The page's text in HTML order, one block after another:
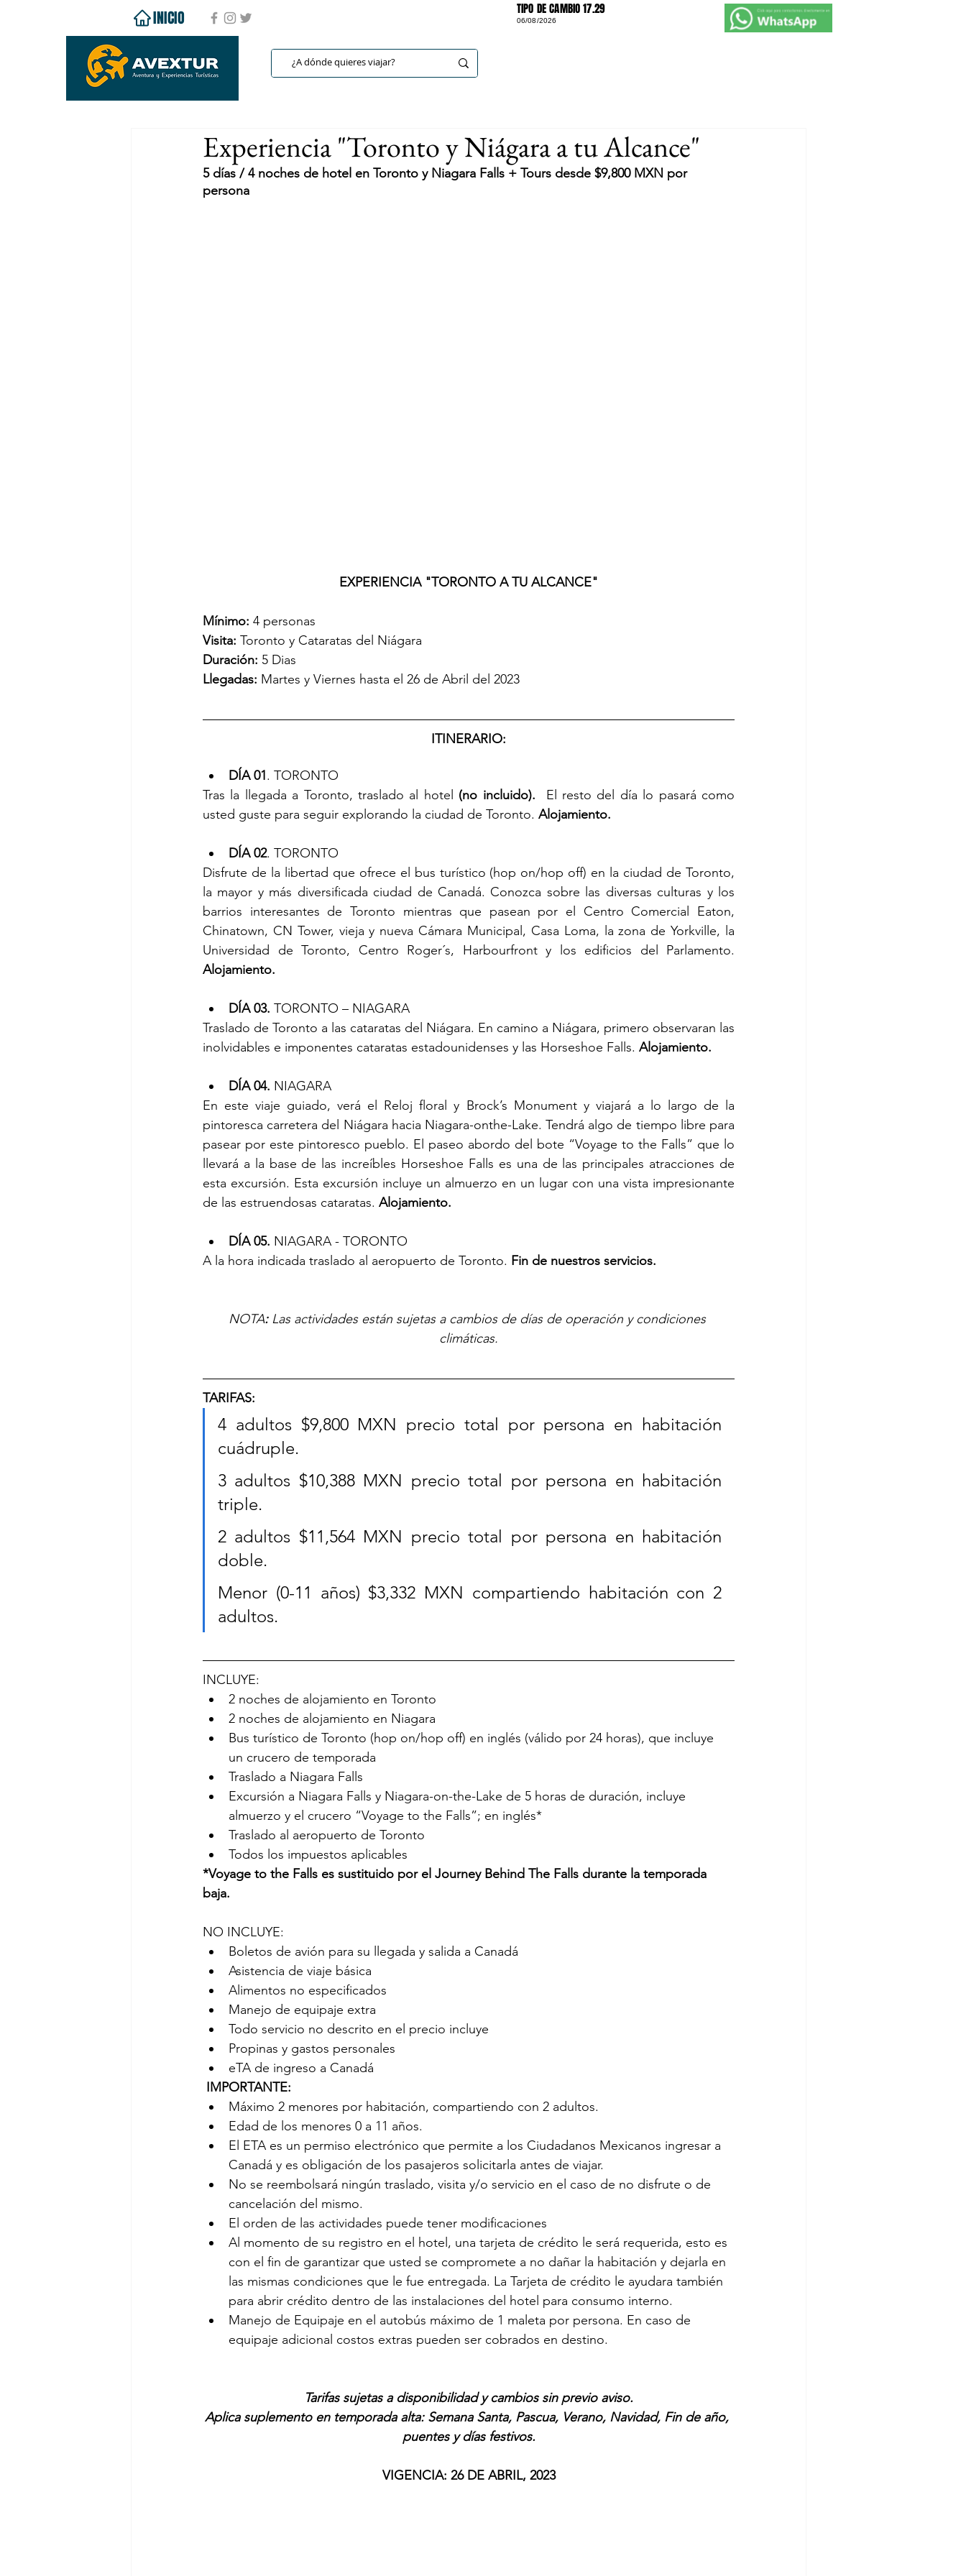
INICIO TIPO DE CAMBIO 17.29
06/08/2026
Experiencia "Toronto y Niágara a tu Alcance"
5 días / 4 noches de hotel en Toronto y Niagara Falls + Tours desde $9,800 MXN por
persona
EXPERIENCIA "TORONTO A TU ALCANCE"
Mínimo: 4 personas
Visita: Toronto y Cataratas del Niágara
Duración: 5 Dias
Llegadas: Martes y Viernes hasta el 26 de Abril del 2023
ITINERARIO:
DÍA 01. TORONTO
Tras la llegada a Toronto, traslado al hotel (no incluido). El resto del día lo pasará como
usted guste para seguir explorando la ciudad de Toronto. Alojamiento.
DÍA 02. TORONTO
Disfrute de la libertad que ofrece el bus turístico (hop on/hop off) en la ciudad de Toronto,
la mayor y más diversificada ciudad de Canadá. Conozca sobre las diversas culturas y los
barrios interesantes de Toronto mientras que pasean por el Centro Comercial Eaton,
Chinatown, CN Tower, vieja y nueva Cámara Municipal, Casa Loma, la zona de Yorkville, la
Alojamiento.
DÍA 03. TORONTO – NIAGARA
Traslado de Toronto a las cataratas del Niágara. En camino a Niágara, primero observaran las
inolvidables e imponentes cataratas estadounidenses y las Horseshoe Falls. Alojamiento.
DÍA 04. NIAGARA
En este viaje guiado, verá el Reloj floral y Brock’s Monument y viajará a lo largo de la
pintoresca carretera del Niágara hacia Niagara-onthe-Lake. Tendrá algo de tiempo libre para
pasear por este pintoresco pueblo. El paseo abordo del bote “Voyage to the Falls” que lo
llevará a la base de las increíbles Horseshoe Falls es una de las principales atracciones de
esta excursión. Esta excursión incluye un almuerzo en un lugar con una vista impresionante
de las estruendosas cataratas. Alojamiento.
DÍA 05. NIAGARA - TORONTO
A la hora indicada traslado al aeropuerto de Toronto. Fin de nuestros servicios.
NOTA: Las actividades están sujetas a cambios de días de operación y condiciones
climáticas.
TARIFAS:
4 adultos $9,800 MXN precio total por persona en habitación
cuádruple.
3 adultos $10,388 MXN precio total por persona en habitación
triple.
2 adultos $11,564 MXN precio total por persona en habitación
doble.
Menor (0-11 años) $3,332 MXN compartiendo habitación con 2
adultos.
INCLUYE:
2 noches de alojamiento en Toronto
2 noches de alojamiento en Niagara
Bus turístico de Toronto (hop on/hop off) en inglés (válido por 24 horas), que incluye
un crucero de temporada
Traslado a Niagara Falls
Excursión a Niagara Falls y Niagara-on-the-Lake de 5 horas de duración, incluye
almuerzo y el crucero “Voyage to the Falls”; en inglés*
Traslado al aeropuerto de Toronto
Todos los impuestos aplicables
*Voyage to the Falls es sustituido por el Journey Behind The Falls durante la temporada
baja.
NO INCLUYE:
Boletos de avión para su llegada y salida a Canadá
Asistencia de viaje básica
Alimentos no especificados
Manejo de equipaje extra
Todo servicio no descrito en el precio incluye
Propinas y gastos personales
eTA de ingreso a Canadá
IMPORTANTE:
Máximo 2 menores por habitación, compartiendo con 2 adultos.
Edad de los menores 0 a 11 años.
El ETA es un permiso electrónico que permite a los Ciudadanos Mexicanos ingresar a
Canadá y es obligación de los pasajeros solicitarla antes de viajar.
No se reembolsará ningún traslado, visita y/o servicio en el caso de no disfrute o de
cancelación del mismo.
El orden de las actividades puede tener modificaciones
Al momento de su registro en el hotel, una tarjeta de crédito le será requerida, esto es
con el fin de garantizar que usted se compromete a no dañar la habitación y dejarla en
las mismas condiciones que le fue entregada. La Tarjeta de crédito le ayudara también
para abrir crédito dentro de las instalaciones del hotel para consumo interno.
Manejo de Equipaje en el autobús máximo de 1 maleta por persona. En caso de
equipaje adicional costos extras pueden ser cobrados en destino.
Tarifas sujetas a disponibilidad y cambios sin previo aviso.
Aplica suplemento en temporada alta: Semana Santa, Pascua, Verano, Navidad, Fin de año,
puentes y días festivos.
VIGENCIA: 26 DE ABRIL, 2023